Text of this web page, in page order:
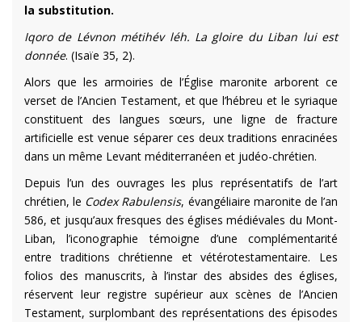
la substitution.
Iqoro de Lévnon métihév léh. La gloire du Liban lui est
donnée. (Isaïe 35, 2).
Alors que les armoiries de l’Église maronite arborent ce
verset de l’Ancien Testament, et que l’hébreu et le syriaque
constituent des langues sœurs, une ligne de fracture
artificielle est venue séparer ces deux traditions enracinées
dans un même Levant méditerranéen et judéo-chrétien.
Depuis l’un des ouvrages les plus représentatifs de l’art
chrétien, le Codex Rabulensis, évangéliaire maronite de l’an
586, et jusqu’aux fresques des églises médiévales du Mont-
Liban, l’iconographie témoigne d’une complémentarité
entre traditions chrétienne et vétérotestamentaire. Les
folios des manuscrits, à l’instar des absides des églises,
réservent leur registre supérieur aux scènes de l’Ancien
Testament, surplombant des représentations des épisodes